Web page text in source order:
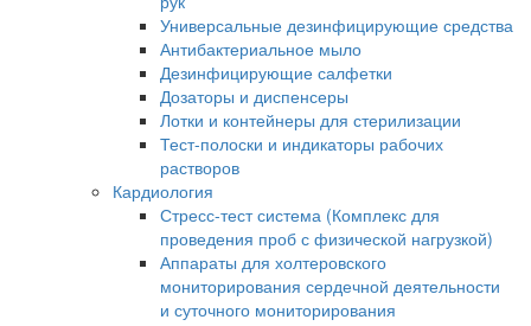
Универсальные дезинфицирующие средства
Антибактериальное мыло
Дезинфицирующие салфетки
Дозаторы и диспенсеры
Лотки и контейнеры для стерилизации
Тест-полоски и индикаторы рабочих
растворов
Кардиология
Стресс-тест система (Комплекс для
проведения проб с физической нагрузкой)
Аппараты для холтеровского
мониторирования сердечной деятельности
и суточного мониторирования